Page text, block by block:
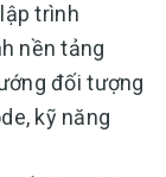
trình
nền tảng
đối tượng
kỹ năng